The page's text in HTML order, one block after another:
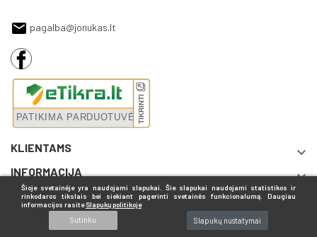
Šioje svetainėje yra naudojami slapukai. Šie slapukai naudojami statistikos ir
rinkodaros tikslais bei siekiant pagerinti svetainės funkcionalumą. Daugiau
informacijos rasiteSlapukų politikoje
Sutinku Slapukų nustatymai
pagalba@jonukas.lt
KLIENTAMS 
INFORMACIJA 
© 2026 Jonukas.lt